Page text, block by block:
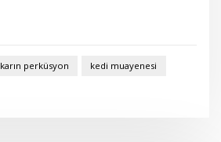
karın perküsyon kedi muayenesi